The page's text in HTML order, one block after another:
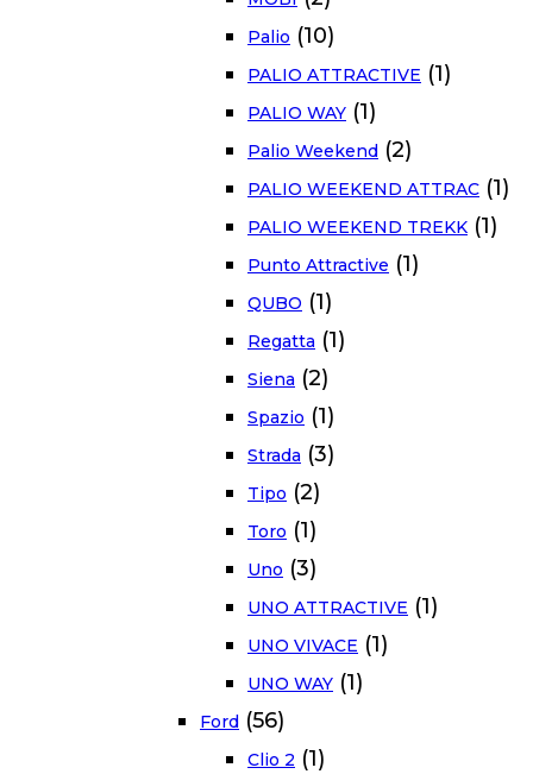
Palio (10)
PALIO ATTRACTIVE (1)
PALIO WAY (1)
Palio Weekend (2)
PALIO WEEKEND ATTRAC (1)
PALIO WEEKEND TREKK (1)
Punto Attractive (1)
QUBO (1)
Regatta (1)
Siena (2)
Spazio (1)
Strada (3)
Tipo (2)
Toro (1)
Uno (3)
UNO ATTRACTIVE (1)
UNO VIVACE (1)
UNO WAY (1)
Ford (56)
Clio 2 (1)